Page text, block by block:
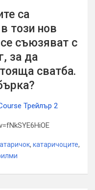
са
този нов
съюзяват с
за да
сватба.
Трейлър 2
, катаричоците,